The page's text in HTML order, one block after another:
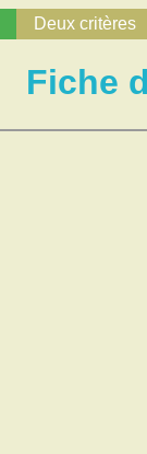
Deux critères
Fiche